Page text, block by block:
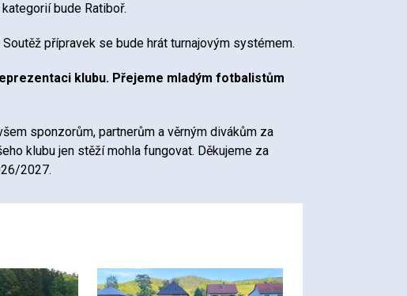
bude Ratiboř.
Soutěž přípravek se bude hrát turnajovým systémem.
klubu. Přejeme mladým fotbalistům
sponzorům, partnerům a věrným divákům za
klubu jen stěží mohla fungovat. Děkujeme za
2027.